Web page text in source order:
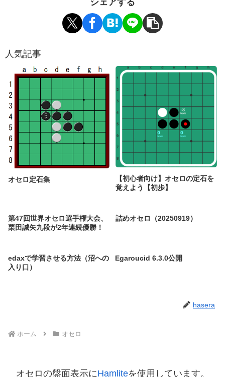
シェアする
人気記事
オセロ定石集
【初心者向け】オセロの定石を
覚えよう【初歩】
第47回世界オセロ選手権大会、
栗田誠矢九段が2年連続優勝！
詰めオセロ（20250919）
edaxで学習させる方法（沼への
入り口）
Egaroucid 6.3.0公開
hasera
ホーム オセロ
オセロの盤面表示にHamliteを使用しています。